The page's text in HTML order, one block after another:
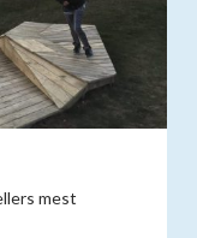
mest